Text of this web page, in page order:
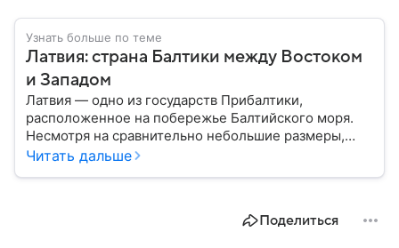
Узнать больше по теме
Латвия: страна Балтики между Востоком
и Западом
Латвия — одно из государств Прибалтики,
расположенное на побережье Балтийского моря.
Несмотря на сравнительно небольшие размеры,
сегодня страна играет весьма заметную роль в
Читать дальше
Поделиться